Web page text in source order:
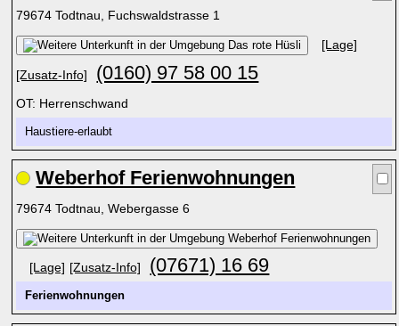
79674 Todtnau, Fuchswaldstrasse 1
[Lage]
[Zusatz-Info] (0160) 97 58 00 15
OT: Herrenschwand
Haustiere-erlaubt
Weberhof Ferienwohnungen
79674 Todtnau, Webergasse 6
[Lage] [Zusatz-Info] (07671) 16 69
Ferienwohnungen